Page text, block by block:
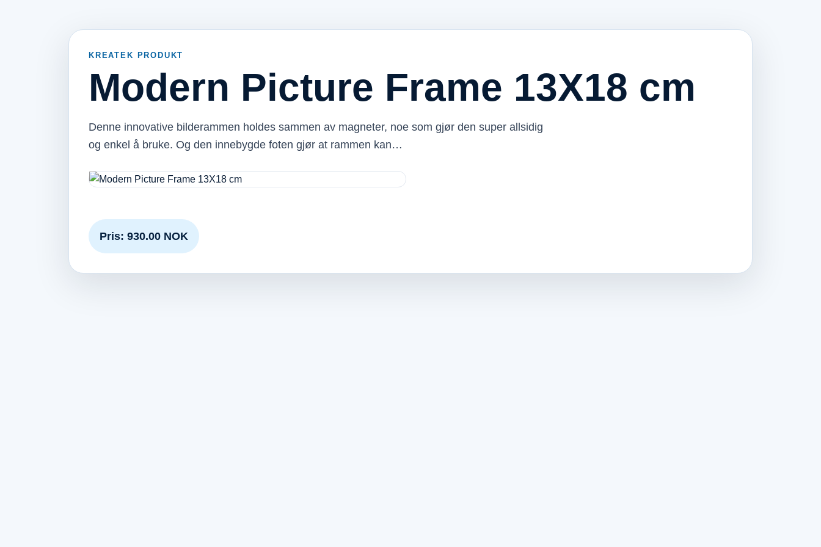
KREATEK PRODUKT
Modern Picture Frame 13X18 cm
Denne innovative bilderammen holdes sammen av magneter, noe som gjør den super allsidig
og enkel å bruke. Og den innebygde foten gjør at rammen kan…
Pris: 930.00 NOK